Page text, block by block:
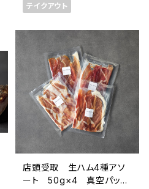
テイクアウト
店頭受取 生ハム4種アソ
ート 50g×4 真空パック